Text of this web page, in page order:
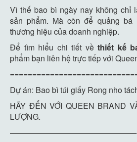
Vì thế bao bì ngày nay không chỉ
sản phẩm. Mà còn để quảng bá
thương hiệu của doanh nghiệp.
Để tìm hiểu chi tiết về thiết kế
phẩm bạn liên hệ trực tiếp với
Dự án: Bao bì túi giấy Rong nho
HÃY ĐẾN VỚI QUEEN BRAND
LƯỢNG.